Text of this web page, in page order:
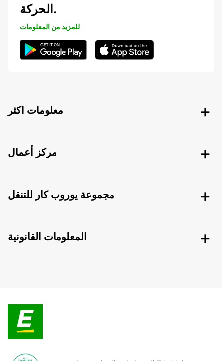
الحركة.
للمزيد من المعلومات
معلومات اكثر
مركز أعمال
مجموعة يوروب كار للتنقل
المعلومات القانونية